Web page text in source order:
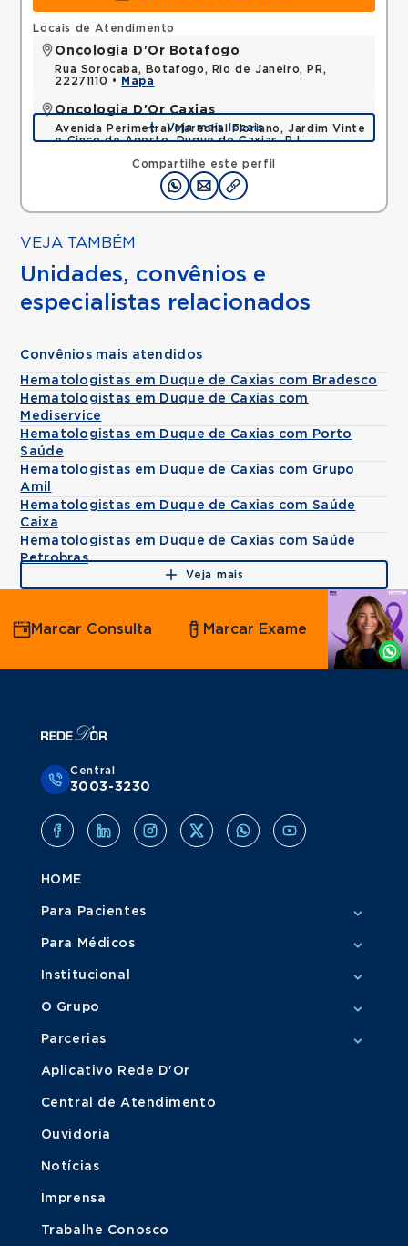
Compartilhe este perfil
Locais de Atendimento
Oncologia D'Or Botafogo
Rua Sorocaba, Botafogo, Rio de Janeiro, PR,
22271110 •
Mapa
Oncologia D'Or Caxias
Avenida Perimetral Marechal Floriano, Jardim Vinte
e Cinco de Agosto, Duque de Caxias, RJ,
Veja mais locais
VEJA TAMBÉM
Unidades, convênios e
especialistas relacionados
Convênios mais atendidos
Hematologistas em Duque de Caxias com Bradesco
Hematologistas em Duque de Caxias com
Mediservice
Hematologistas em Duque de Caxias com Porto
Saúde
Hematologistas em Duque de Caxias com Grupo
Amil
Hematologistas em Duque de Caxias com Saúde
Caixa
Hematologistas em Duque de Caxias com Saúde
Petrobras
Veja mais
Agende
por
Whatsapp
Marcar Consulta Marcar Exame
Central
3003-3230
HOME
Para Pacientes
Para Médicos
Institucional
O Grupo
Parcerias
Aplicativo Rede D'Or
Central de Atendimento
Ouvidoria
Notícias
Imprensa
Trabalhe Conosco